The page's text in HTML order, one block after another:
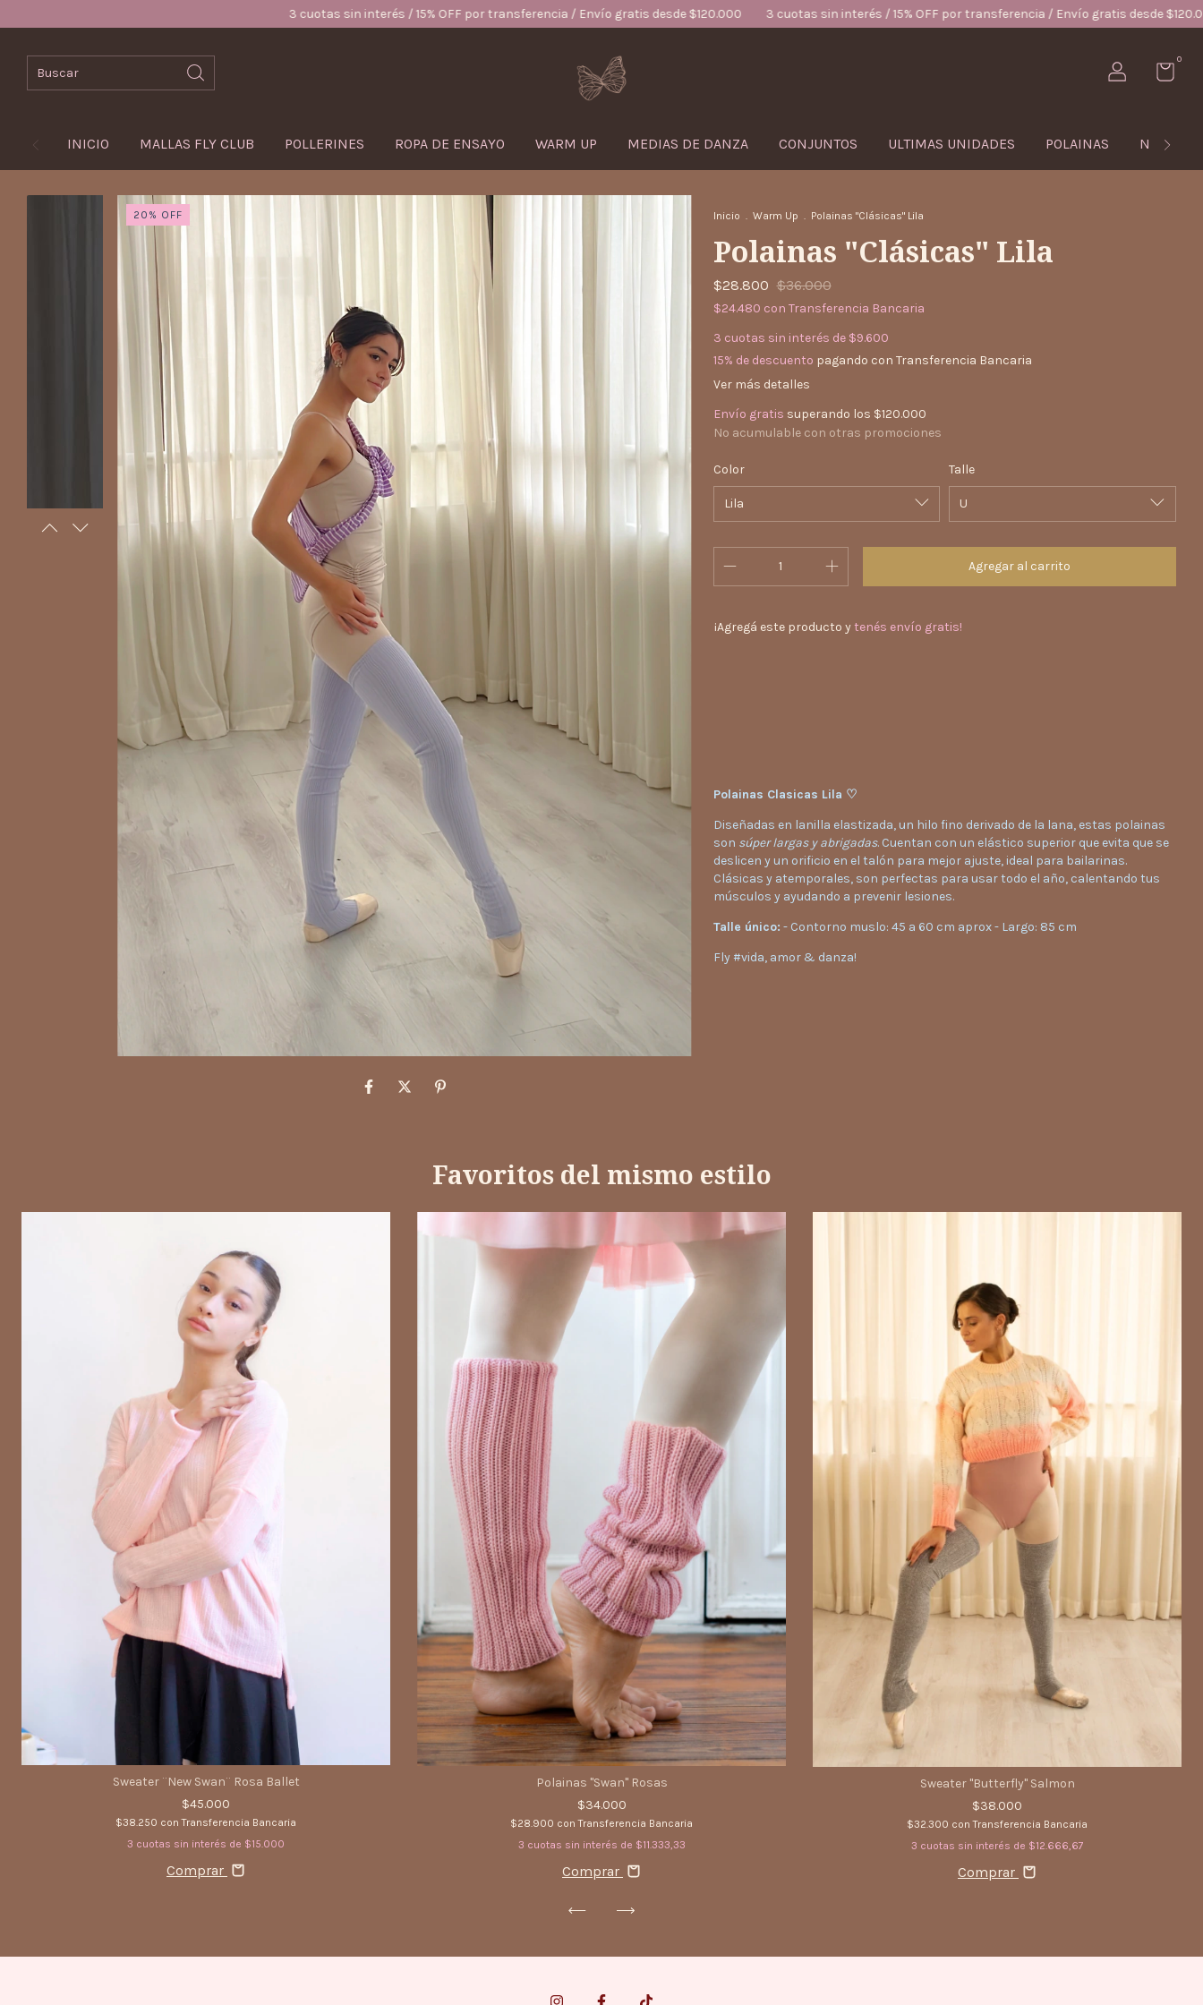
3 cuotas sin interés / 15% OFF por transferencia / Envío gratis desde $120.000 3 cuotas sin interés / 15% OFF por transferencia / Envío gratis desde $120.000 3 cuotas sin
0
INICIO MALLAS FLY CLUB POLLERINES ROPA DE ENSAYO WARM UP MEDIAS DE DANZA CONJUNTOS ULTIMAS UNIDADES POLAINAS NIÑAS
20 % OFF Inicio . Warm Up . Polainas "Clásicas" Lila
Polainas "Clásicas" Lila
$28.800 $36.000
$24.480 con Transferencia Bancaria
3 cuotas sin interés de $9.600
15% de descuento pagando con Transferencia Bancaria
Ver más detalles
Envío gratis superando los $120.000
No acumulable con otras promociones
Color Talle
¡Agregá este producto ytenés envío gratis!
Polainas Clasicas Lila ♡
Diseñadas en lanilla elastizada, un hilo fino derivado de la lana, estas polainas
son súper largas y abrigadas. Cuentan con un elástico superior que evita que se
deslicen y un orificio en el talón para mejor ajuste, ideal para bailarinas.
Clásicas y atemporales, son perfectas para usar todo el año, calentando tus
músculos y ayudando a prevenir lesiones.
Talle único: - Contorno muslo: 45 a 60 cm aprox - Largo: 85 cm
Fly #vida, amor & danza!
Favoritos del mismo estilo
Sweater ¨New Swan¨ Rosa Ballet
$45.000
$38.250 con Transferencia Bancaria
3 cuotas sin interés de $15.000
Comprar
Polainas "Swan" Rosas
$34.000
$28.900 con Transferencia Bancaria
3 cuotas sin interés de $11.333,33
Comprar
Sweater "Butterfly" Salmon
$38.000
$32.300 con Transferencia Bancaria
3 cuotas sin interés de $12.666,67
Comprar